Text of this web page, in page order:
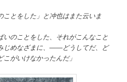
ことをした」と冲也はまた云いま
いのことをした、それがこんなこと
じめなざまに、――どうしてだ、ど
がいけなかったんだ」